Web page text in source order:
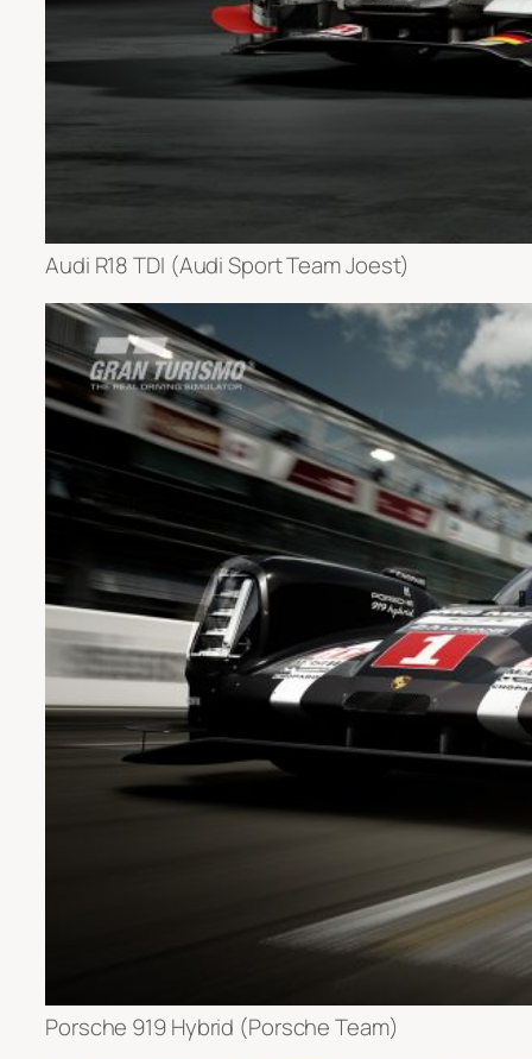
Audi R18 TDI (Audi Sport Team Joest)
Porsche 919 Hybrid (Porsche Team)